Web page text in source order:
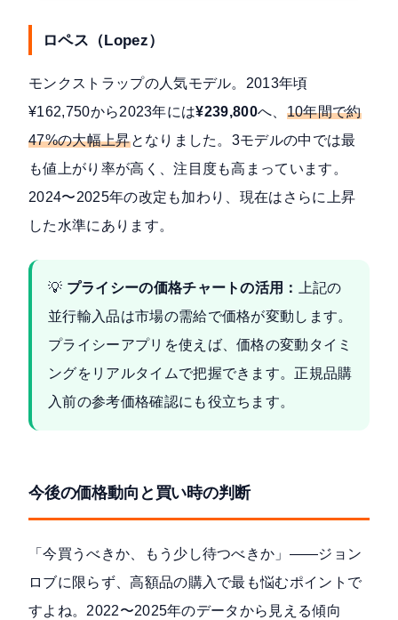
ロペス（Lopez）
モンクストラップの人気モデル。2013年頃
¥162,750から2023年には¥239,800へ、 10年間で約
47%の大幅上昇となりました。3モデルの中では最
も値上がり率が高く、注目度も高まっています。
2024〜2025年の改定も加わり、現在はさらに上昇
した水準にあります。
💡 プライシーの価格チャートの活用： 上記の
並行輸入品は市場の需給で価格が変動します。
プライシーアプリを使えば、価格の変動タイミ
ングをリアルタイムで把握できます。正規品購
入前の参考価格確認にも役立ちます。
今後の価格動向と買い時の判断
「今買うべきか、もう少し待つべきか」——ジョン
ロブに限らず、高額品の購入で最も悩むポイントで
すよね。2022〜2025年のデータから見える傾向